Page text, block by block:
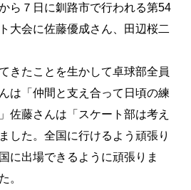
リセット
language
閉じる
ら７日に釧路市で行われる第54
大会に佐藤優成さん、田辺桜二
きたことを生かして卓球部全員
は「仲間と支え合って日頃の練
佐藤さんは「スケート部は考え
した。全国に行けるよう頑張り
に出場できるように頑張りま
。